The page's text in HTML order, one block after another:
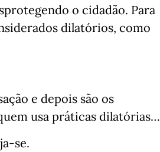
o cidadão. Para
dilatórios, como
e depois são os
usa práticas dilatórias…
se.